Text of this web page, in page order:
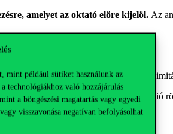
mint például sütiket használunk az
technológiákhoz való hozzájárulás
a böngészési magatartás vagy egyedi
visszavonása negatívan befolyásolhat
amelyet az oktató előre kijelöl. Az
aláírják, ígybiztosítva ezzel az
visszajelzések alapján az új verzió